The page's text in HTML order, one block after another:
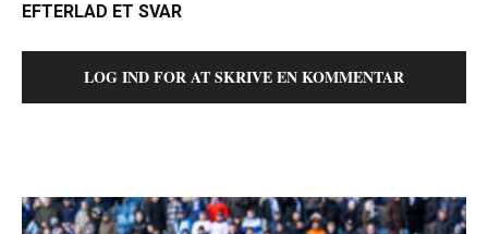
EFTERLAD ET SVAR
LOG IND FOR AT SKRIVE EN KOMMENTAR